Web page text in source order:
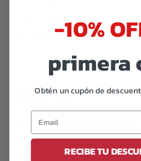
Código de barras:
DESCRIPCIÓN
Botas Bostonianas Offlander
Blanco/Negro, Estilo Clásico
Las Botas Bostonianas
-10%
primera
Obtén un cupón de
RECIBE TU